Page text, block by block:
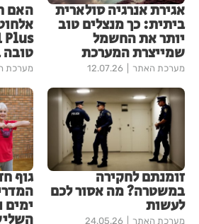
אגירת אנרגיה סולארית
ביתית: כך מנצלים טוב
יותר את החשמל
שמייצרת המערכת
מערכת האתר 12.07.26
האם
טובה
מערכת
זומנתם לחקירה
במשטרה? מה אסור לכם
לעשות
מערכת האתר 24.05.26
גוף
ימים